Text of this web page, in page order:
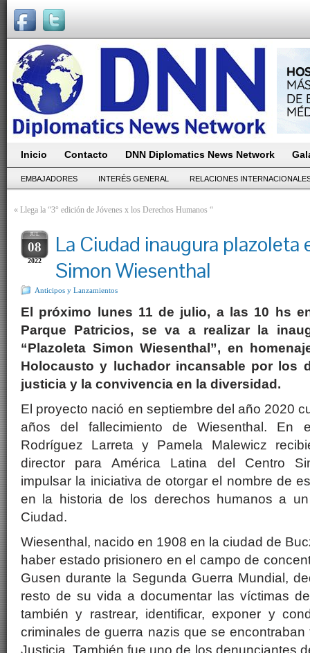
Inicio Contacto DNN Diplomatics News Network
EMBAJADORES INTERÉS GENERAL RELACIONES
« Llega la “3° edición de Jóvenes x los Derechos Humanos “
JUL
08
2022
La Ciudad inaugura plazoleta
Simon Wiesenthal
Anticipos y Lanzamientos
El próximo lunes 11 de julio, a las 10 hs
Parque Patricios, se va a realizar la
“Plazoleta Simon Wiesenthal”, en
Holocausto y luchador incansable por los
justicia y la convivencia en la diversidad.
El proyecto nació en septiembre del año 2020
años del fallecimiento de Wiesenthal. En
Rodríguez Larreta y Pamela Malewicz
director para América Latina del Centro
impulsar la iniciativa de otorgar el nombre de
en la historia de los derechos humanos a
Ciudad.
Wiesenthal, nacido en 1908 en la ciudad de
haber estado prisionero en el campo de
Gusen durante la Segunda Guerra Mundial,
resto de su vida a documentar las víctimas
también y rastrear, identificar, exponer y
criminales de guerra nazis que se
Justicia. También fue uno de los denunciantes